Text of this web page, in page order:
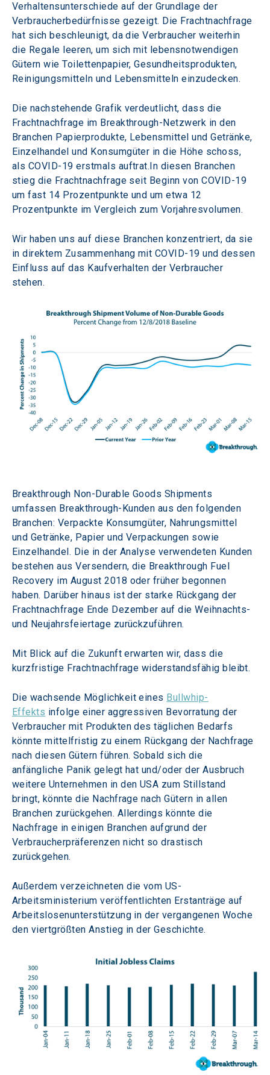
Verhaltensunterschiede auf der Grundlage der
Verbraucherbedürfnisse gezeigt. Die Frachtnachfrage
hat sich beschleunigt, da die Verbraucher weiterhin
die Regale leeren, um sich mit lebensnotwendigen
Gütern wie Toilettenpapier, Gesundheitsprodukten,
Reinigungsmitteln und Lebensmitteln einzudecken.
Die nachstehende Grafik verdeutlicht, dass die
Frachtnachfrage im Breakthrough-Netzwerk in den
Branchen Papierprodukte, Lebensmittel und Getränke,
Einzelhandel und Konsumgüter in die Höhe schoss,
als COVID-19 erstmals auftrat.In diesen Branchen
stieg die Frachtnachfrage seit Beginn von COVID-19
um fast 14 Prozentpunkte und um etwa 12
Prozentpunkte im Vergleich zum Vorjahresvolumen.
Wir haben uns auf diese Branchen konzentriert, da sie
in direktem Zusammenhang mit COVID-19 und dessen
Einfluss auf das Kaufverhalten der Verbraucher
stehen.
Breakthrough Non-Durable Goods Shipments
umfassen Breakthrough-Kunden aus den folgenden
Branchen: Verpackte Konsumgüter, Nahrungsmittel
und Getränke, Papier und Verpackungen sowie
Einzelhandel. Die in der Analyse verwendeten Kunden
bestehen aus Versendern, die Breakthrough Fuel
Recovery im August 2018 oder früher begonnen
haben. Darüber hinaus ist der starke Rückgang der
Frachtnachfrage Ende Dezember auf die Weihnachts-
und Neujahrsfeiertage zurückzuführen.
Mit Blick auf die Zukunft erwarten wir, dass die
kurzfristige Frachtnachfrage widerstandsfähig bleibt.
Die wachsende Möglichkeit eines Bullwhip-
Effekts infolge einer aggressiven Bevorratung der
Verbraucher mit Produkten des täglichen Bedarfs
könnte mittelfristig zu einem Rückgang der Nachfrage
nach diesen Gütern führen. Sobald sich die
anfängliche Panik gelegt hat und/oder der Ausbruch
weitere Unternehmen in den USA zum Stillstand
bringt, könnte die Nachfrage nach Gütern in allen
Branchen zurückgehen. Allerdings könnte die
Nachfrage in einigen Branchen aufgrund der
Verbraucherpräferenzen nicht so drastisch
zurückgehen.
Außerdem verzeichneten die vom US-
Arbeitsministerium veröffentlichten Erstanträge auf
Arbeitslosenunterstützung in der vergangenen Woche
den viertgrößten Anstieg in der Geschichte.